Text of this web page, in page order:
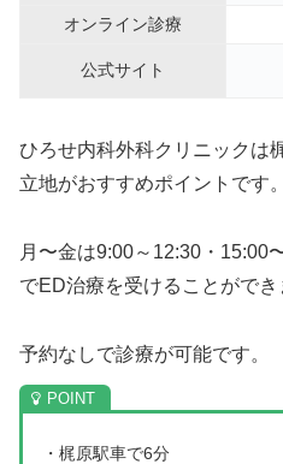
オンライン診療
公式サイト
ひろせ内科外科クリニックは
立地がおすすめポイントです。
月〜金は9:00～12:30・15:00
でED治療を受けることができ
予約なしで診療が可能です。
・梶原駅車で6分